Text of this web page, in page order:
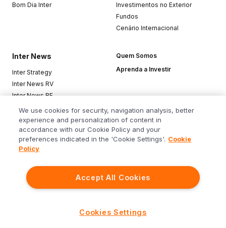
Siga o Inter
Bom Dia Inter
Investimentos no Exterior
Fundos
Cenário Internacional
Inter News
Inter Strategy
Inter News RV
Inter News RF
Top Funds
Quem Somos
Aprenda a Investir
Baixe o app
We use cookies for security, navigation analysis, better
experience and personalization of content in
accordance with our Cookie Policy and your
preferences indicated in the 'Cookie Settings'. Cookie
Policy
Accept All Cookies
Cookies Settings